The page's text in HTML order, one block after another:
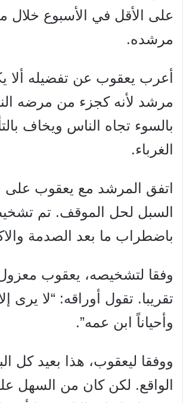
على الأقل في الأسبوع
مرشده.
أعرب يعقوب عن تفضيله ألا
مرشد لأنه كجزء من مرضه
بالسوء تجاه الناس ويخاف
الغرباء.
اتفق المرشد مع يعقوب على
السبل لحل الموقف. تم
باضطراب ما بعد الصدمة
وفقا لتشخيصه، يعقوب معزول
تقريبا. تقول أوراقه: “لا يرى
وأحياناً ابن عمه”.
ووفقا ليعقوب، هذا بعيد كل
الواقع. لكن كان من السهل